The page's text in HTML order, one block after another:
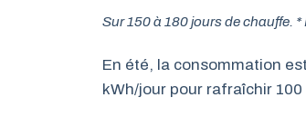
Sur 150 à 180 jours de chauffe. *
En été, la consommation
kWh/jour pour rafraîchir 100